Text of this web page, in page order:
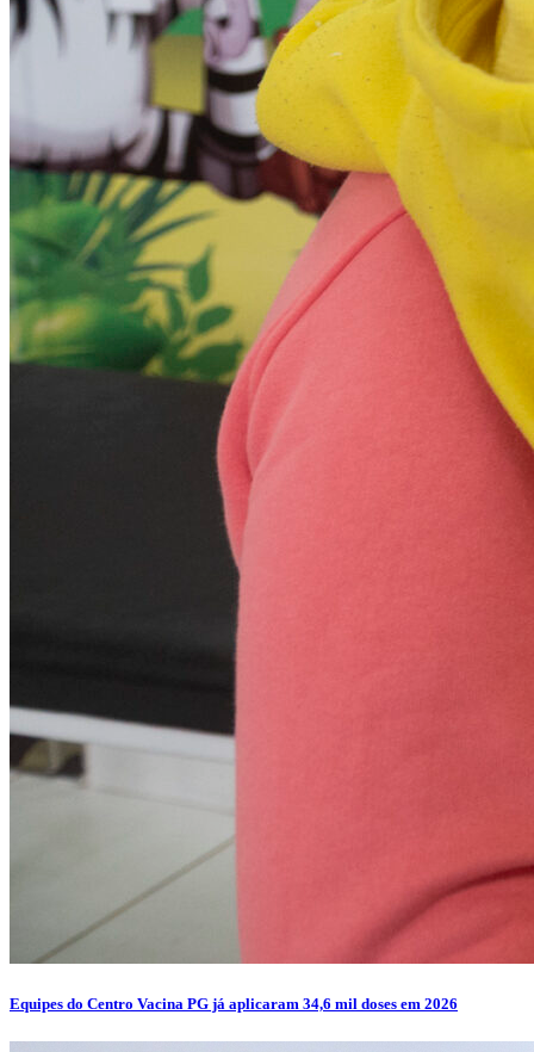
Equipes do Centro Vacina PG já aplicaram 34,6 mil doses em 2026